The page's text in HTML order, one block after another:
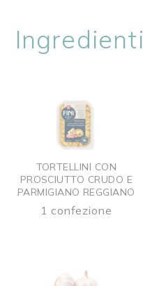
Ingredienti
TORTELLINI CON
PROSCIUTTO CRUDO E
PARMIGIANO REGGIANO
1 confezione